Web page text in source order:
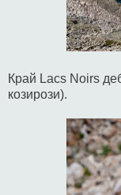
Край Lacs Noirs
козирози).